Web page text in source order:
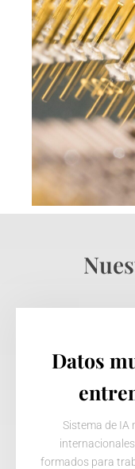
Datos
Sistema de IA
formados para